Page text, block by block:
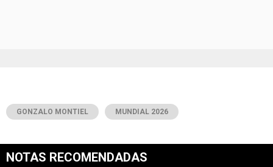
GONZALO MONTIEL MUNDIAL 2026
NOTAS RECOMENDADAS